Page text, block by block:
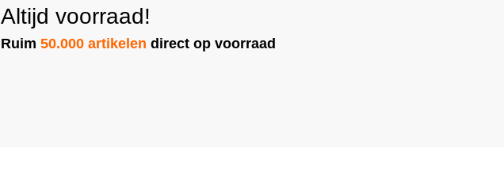
Altijd voorraad!
Ruim50.000 artikelen direct op voorraad